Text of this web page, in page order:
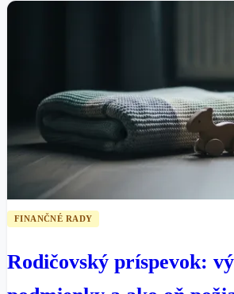
FINANČNÉ RADY
Rodičovský príspevok: